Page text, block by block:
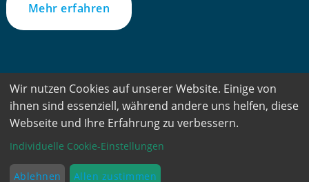
Mehr erfahren
Gemeint sind jedoch immer alle Geschlechter und
SPEZIALIST – Ein Service der ©SYNAXON AG – Alle
vorbehalten
Wir nutzen Cookies auf unserer Website. Einige von
ihnen sind essenziell, während andere uns helfen, diese
Webseite und Ihre Erfahrung zu verbessern.
Individuelle Cookie-Einstellungen
Ablehnen Allen zustimmen